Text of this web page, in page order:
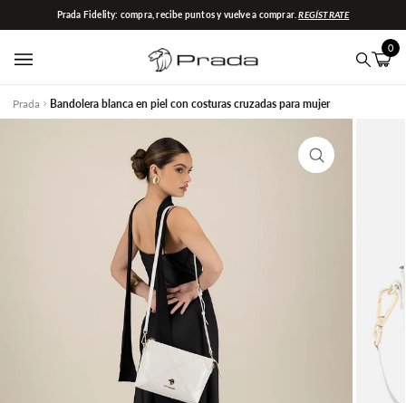
contenido
Prada Fidelity: compra, recibe puntos y vuelve a comprar.REGÍSTRATE
0
Prada Bandolera blanca en piel con costuras cruzadas para mujer
Enfocar